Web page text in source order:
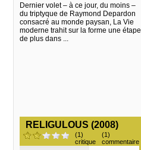
Dernier volet – à ce jour, du moins –
du triptyque de Raymond Depardon
consacré au monde paysan, La Vie
moderne trahit sur la forme une étape
de plus dans ...
RELIGULOUS (2008)
(1)
critique
(1)
commentaire